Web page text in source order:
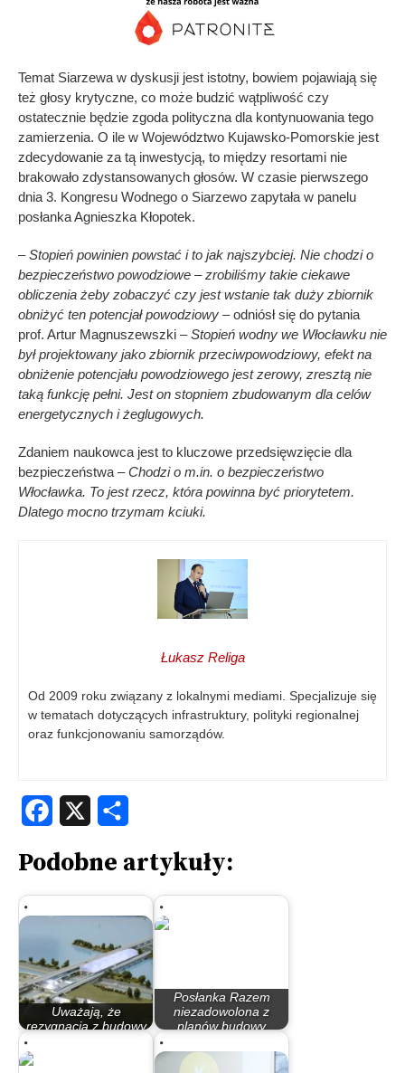
Temat Siarzewa w dyskusji jest istotny, bowiem pojawiają się
też głosy krytyczne, co może budzić wątpliwość czy
ostatecznie będzie zgoda polityczna dla kontynuowania tego
zamierzenia. O ile w Województwo Kujawsko-Pomorskie jest
zdecydowanie za tą inwestycją, to między resortami nie
brakowało zdystansowanych głosów. W czasie pierwszego
dnia 3. Kongresu Wodnego o Siarzewo zapytała w panelu
posłanka Agnieszka Kłopotek.
– Stopień powinien powstać i to jak najszybciej. Nie chodzi o
bezpieczeństwo powodziowe – zrobiliśmy takie ciekawe
obliczenia żeby zobaczyć czy jest wstanie tak duży zbiornik
obniżyć ten potencjał powodziowy – odniósł się do pytania
prof. Artur Magnuszewszki –Stopień wodny we Włocławku nie
był projektowany jako zbiornik przeciwpowodziowy, efekt na
obniżenie potencjału powodziowego jest zerowy, zresztą nie
taką funkcję pełni. Jest on stopniem zbudowanym dla celów
energetycznych i żeglugowych.
Zdaniem naukowca jest to kluczowe przedsięwzięcie dla
bezpieczeństwa –Chodzi o m.in. o bezpieczeństwo
Włocławka. To jest rzecz, która powinna być priorytetem.
Dlatego mocno trzymam kciuki.
Łukasz Religa
Od 2009 roku związany z lokalnymi mediami. Specjalizuje się
w tematach dotyczących infrastruktury, polityki regionalnej
oraz funkcjonowaniu samorządów.
Facebook
Podobne artykuły:
Uważają, że
rezygnacja z budowy
Siarzewa to igranie…
Posłanka Razem
niezadowolona z
planów budowy